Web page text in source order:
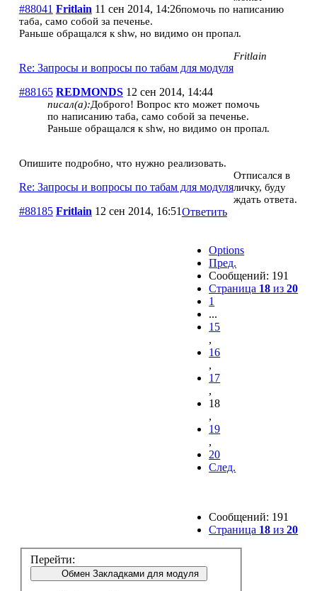
#88041 Fritlain 11 сен 2014, 14:26помочь по написанию
таба, само собой за печенье.
Раньше обращался к shw, но видимо он пропал.
Re: Запросы и вопросы по табам для модуля
#88165 REDMONDS 12 сен 2014, 14:44
Fritlain
писал(а):Доброго! Вопрос кто может помочь
по написанию таба, само собой за печенье.
Раньше обращался к shw, но видимо он пропал.
Опишите подробно, что нужно реализовать.
Re: Запросы и вопросы по табам для модуля
#88185 Fritlain 12 сен 2014, 16:51
Отписался в
личку, буду
ждать ответа.
Ответить
Options
Пред.
Сообщений: 191
Страница 18 из20
1
...
15
,
16
,
17
,
18
,
19
,
20
След.
Сообщений: 191
Страница 18 из20
Перейти:
Обмен Закладками для модуля